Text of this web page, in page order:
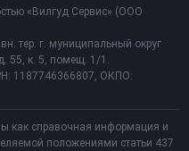
«Вилгуд Сервис» (ООО
тер. г. муниципальный округ
55, к. 5, помещ. 1/1.
1187746366807, ОКПО:
как справочная информация и
положениями статьи 437